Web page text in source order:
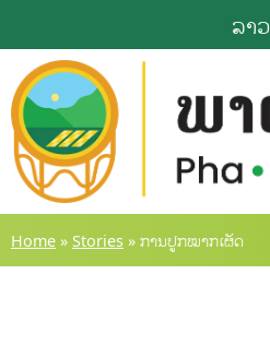
to
content
ລາວ
Home » Stories » ການປູກໝາກເຜັດ